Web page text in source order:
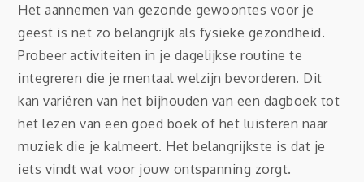
Het aannemen van gezonde gewoontes voor je
geest is net zo belangrijk als fysieke gezondheid.
Probeer activiteiten in je dagelijkse routine te
integreren die je mentaal welzijn bevorderen. Dit
kan variëren van het bijhouden van een dagboek tot
het lezen van een goed boek of het luisteren naar
muziek die je kalmeert. Het belangrijkste is dat je
iets vindt wat voor jouw ontspanning zorgt.